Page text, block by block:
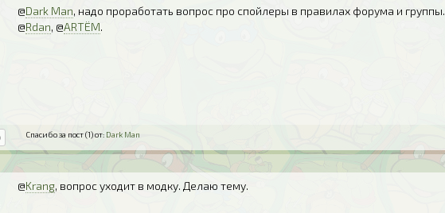
@Dark Man, надо проработать вопрос про спойлеры в правилах форума и группы.
@Rdan, @ARTЁM.
Спасибо за пост (1) от: Dark Man
@Krang, вопрос уходит в модку. Делаю тему.